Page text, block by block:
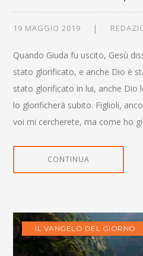
19 MAGGIO 2019
Quando Giuda fu uscito, Gesù
stato glorificato, e anche Dio è
stato glorificato in lui, anche Dio
lo glorificherà subito. Figlioli,
voi mi cercherete, ma come ho
CONTINUA
IL VANGELO DEL GIORNO